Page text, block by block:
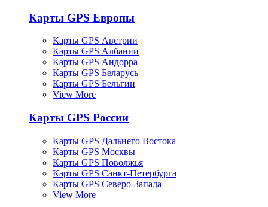
Карты GPS Европы
Карты GPS Австрии
Карты GPS Албании
Карты GPS Андорра
Карты GPS Беларусь
Карты GPS Бельгии
View More
Карты GPS России
Карты GPS Дальнего Востока
Карты GPS Москвы
Карты GPS Поволжья
Карты GPS Санкт-Петербурга
Карты GPS Северо-Запада
View More